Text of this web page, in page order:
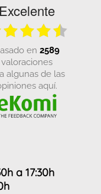
Excelente
basado en 2589
valoraciones
aquí.
a 17:30h